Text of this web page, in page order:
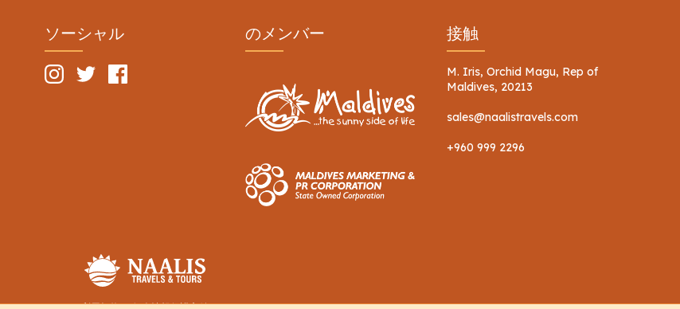
ソーシャル のメンバー 接触
M. Iris, Orchid Magu, Rep of
Maldives, 20213
sales@naalistravels.com
+960 999 2296